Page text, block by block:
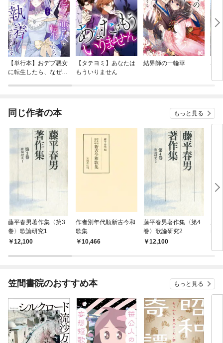
【単行本】おデブ悪女
に転生したら、なぜか
【タテヨミ】あなたは
もういりません
結界師の一輪華
バ
今
同じ作者の本 もっと見る
藤平春男著作集〈第3
巻〉歌論研究1
12,100
作者別年代順新古今和
歌集
10,466
藤平春男著作集〈第4
巻〉歌論研究2
12,100
藤
巻
笠間書院のおすすめ本 もっと見る